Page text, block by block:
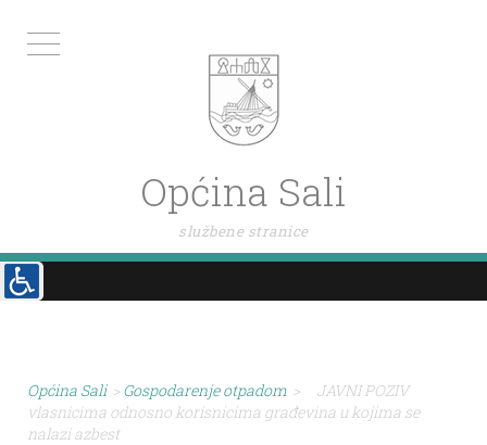
Općina Sali
službene stranice
Općina Sali > Gospodarenje otpadom >
JAVNI POZIV
vlasnicima odnosno korisnicima građevina u kojima se
nalazi azbest